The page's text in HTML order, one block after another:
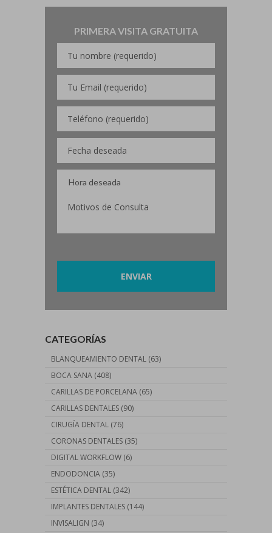
PRIMERA VISITA GRATUITA
CATEGORÍAS
BLANQUEAMIENTO DENTAL (63)
BOCA SANA (408)
CARILLAS DE PORCELANA (65)
CARILLAS DENTALES (90)
CIRUGÍA DENTAL (76)
CORONAS DENTALES (35)
DIGITAL WORKFLOW (6)
ENDODONCIA (35)
ESTÉTICA DENTAL (342)
IMPLANTES DENTALES (144)
INVISALIGN (34)